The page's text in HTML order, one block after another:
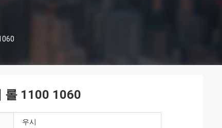
롤 1100 1060
우시